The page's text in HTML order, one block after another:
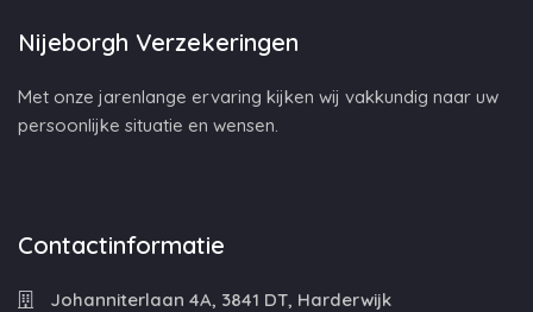
Nijeborgh Verzekeringen
Met onze jarenlange ervaring kijken wij vakkundig naar uw
persoonlijke situatie en wensen.
Contactinformatie
Johanniterlaan 4A, 3841 DT, Harderwijk